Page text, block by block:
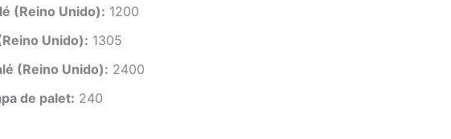
(Reino Unido): 1200
Unido): 1305
(Reino Unido): 2400
de palet: 240